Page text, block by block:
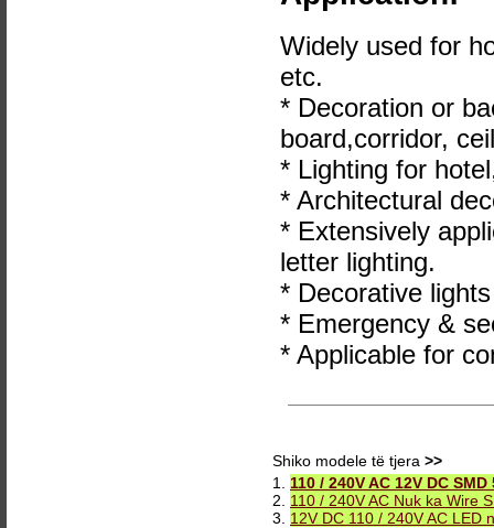
Widely used for
etc.
* Decoration or
board,corridor,
* Lighting for
* Architectural
* Extensively
letter lighting.
* Decorative
* Emergency &
* Applicable for
Shiko modele të tjera >>
1. 110 / 240V AC 12V DC
2. 110 / 240V AC Nuk ka Wire
3. 12V DC 110 / 240V AC LED